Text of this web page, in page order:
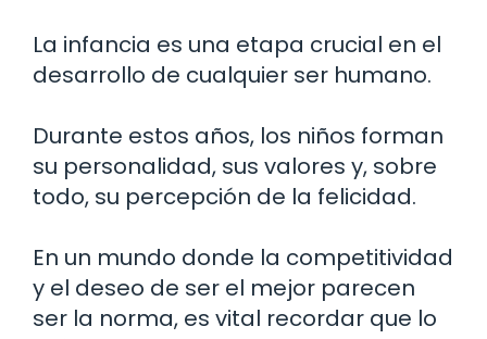
La infancia es una etapa crucial en el
desarrollo de cualquier ser humano.
Durante estos años, los niños forman
su personalidad, sus valores y, sobre
todo, su percepción de la felicidad.
En un mundo donde la competitividad
y el deseo de ser el mejor parecen
ser la norma, es vital recordar que lo